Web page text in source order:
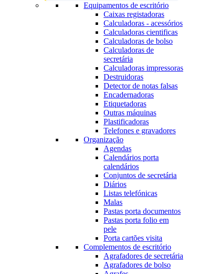
Equipamentos de escritório
Caixas registadoras
Calculadoras - acessórios
Calculadoras cientificas
Calculadoras de bolso
Calculadoras de
secretária
Calculadoras impressoras
Destruidoras
Detector de notas falsas
Encadernadoras
Etiquetadoras
Outras máquinas
Plastificadoras
Telefones e gravadores
Organização
Agendas
Calendários porta
calendários
Conjuntos de secretária
Diários
Listas telefónicas
Malas
Pastas porta documentos
Pastas porta folio em
pele
Porta cartões visita
Complementos de escritório
Agrafadores de secretária
Agrafadores de bolso